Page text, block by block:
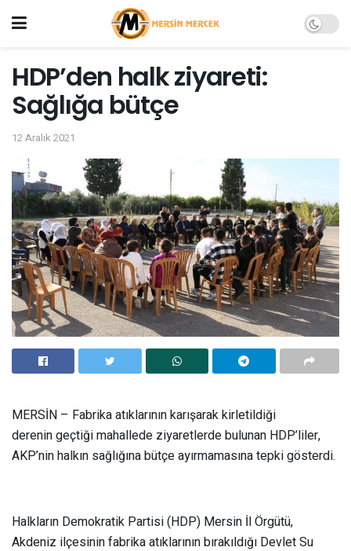
HDP’den halk ziyareti:
Sağlığa bütçe
12 Aralık 2021
MERSİN – Fabrika atıklarının karışarak kirletildiği
derenin geçtiği mahallede ziyaretlerde bulunan HDP’liler,
AKP’nin halkın sağlığına bütçe ayırmamasına tepki gösterdi.
Halkların Demokratik Partisi (HDP) Mersin İl Örgütü,
Akdeniz ilçesinin fabrika atıklarının bırakıldığı Devlet Su